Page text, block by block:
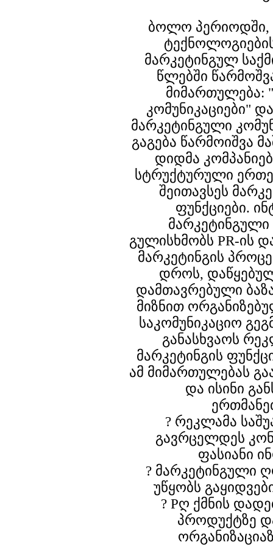
ბოლო პერიოდში,
მარკეტინგულ
წლებში
მიმართულება:
კომუნიკაციები"
მარკეტინგული
გაგება წარმოიშვა
დიდმა
სტრუქტურული
შეითავსეს
ფუნქციები.
მარკეტინგული
გულისხმობს PR-ის
მარკეტინგის
დროს,
დამთავრებული
მიზნით
საკომუნიკაციო
განასხვაოს
მარკეტინგის
ამ მიმართულებას
და ისინი
? რეკლამა
გავრცელდეს
ფასიანი
? მარკეტინგული
უწყობს
? Pღ ქმნის
პროდუქტზე